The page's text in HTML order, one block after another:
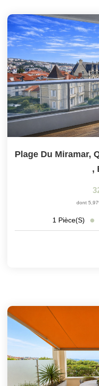
,
dont
1 Pièce(s)